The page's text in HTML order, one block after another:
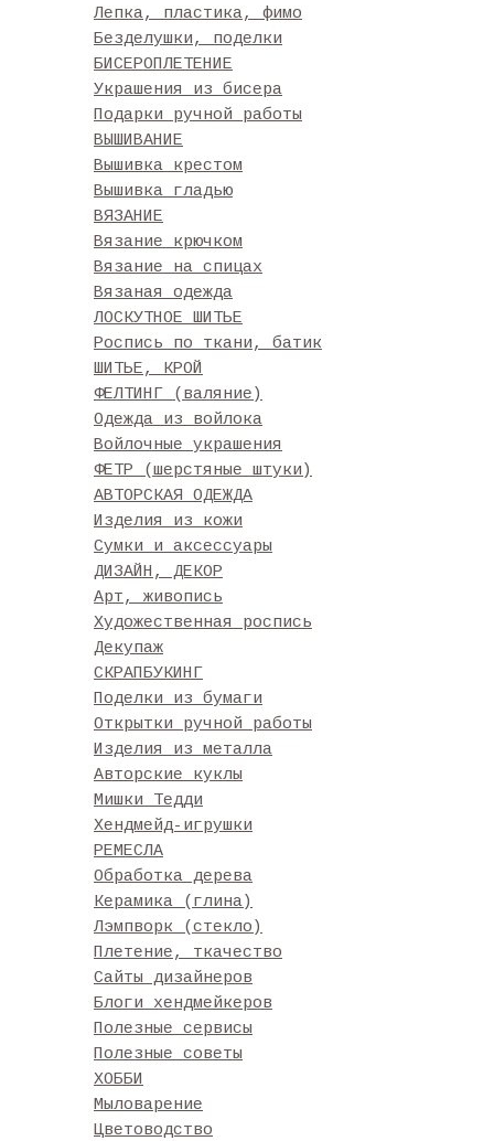
Лепка, пластика, фимо
Безделушки, поделки
БИСЕРОПЛЕТЕНИЕ
Украшения из бисера
Подарки ручной работы
ВЫШИВАНИЕ
Вышивка крестом
Вышивка гладью
ВЯЗАНИЕ
Вязание крючком
Вязание на спицах
Вязаная одежда
ЛОСКУТНОЕ ШИТЬЕ
Роспись по ткани, батик
ШИТЬЕ, КРОЙ
ФЕЛТИНГ (валяние)
Одежда из войлока
Войлочные украшения
ФЕТР (шерстяные штуки)
АВТОРСКАЯ ОДЕЖДА
Изделия из кожи
Сумки и аксессуары
ДИЗАЙН, ДЕКОР
Арт, живопись
Художественная роспись
Декупаж
СКРАПБУКИНГ
Поделки из бумаги
Открытки ручной работы
Изделия из металла
Авторские куклы
Мишки Тедди
Хендмейд-игрушки
РЕМЕСЛА
Обработка дерева
Керамика (глина)
Лэмпворк (стекло)
Плетение, ткачество
Сайты дизайнеров
Блоги хендмейкеров
Полезные сервисы
Полезные советы
ХОББИ
Мыловарение
Цветоводство